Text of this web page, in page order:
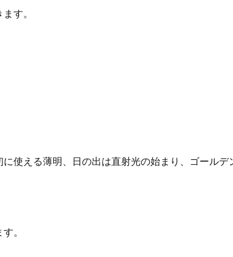
す。
使える薄明、日の出は直射光の始まり、ゴール
。